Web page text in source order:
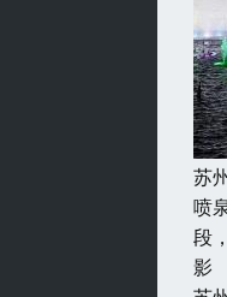
苏
喷
段
影